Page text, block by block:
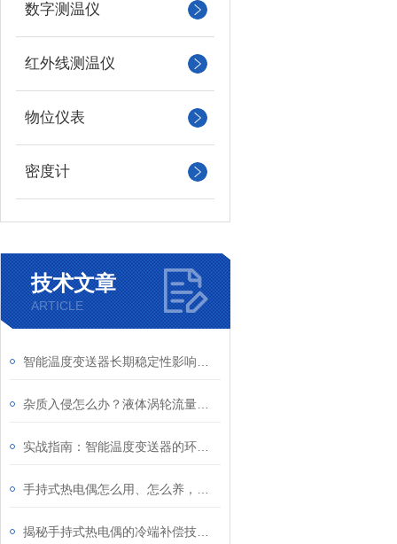
数字测温仪
红外线测温仪
物位仪表
密度计
技术文章
ARTICLE